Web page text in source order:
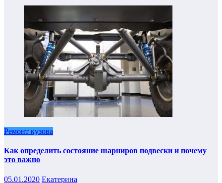
Ремонт кузова
Как определить состояние шарниров подвески и почему
это важно
05.01.2020 Екатерина